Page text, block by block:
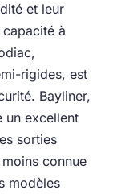
et leur
à
rigides, est
Bayliner,
un excellent
sorties
connue
modèles